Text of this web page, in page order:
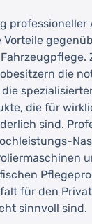
die
die für
sind.
für den
sinnvoll sind.